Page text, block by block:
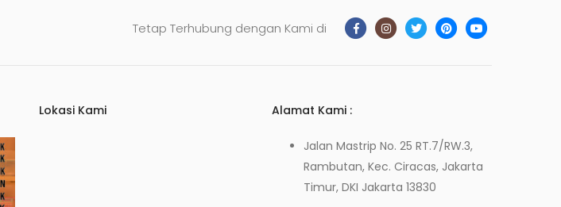
Tetap Terhubung dengan Kami di
Lokasi Kami Alamat Kami :
Jalan Mastrip No. 25 RT.7/RW.3,
Rambutan, Kec. Ciracas, Jakarta
Timur, DKI Jakarta 13830